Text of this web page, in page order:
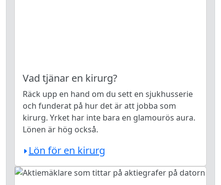
Vad tjänar en kirurg?
Räck upp en hand om du sett en sjukhusserie
och funderat på hur det är att jobba som
kirurg. Yrket har inte bara en glamourös aura.
Lönen är hög också.
Lön för en kirurg